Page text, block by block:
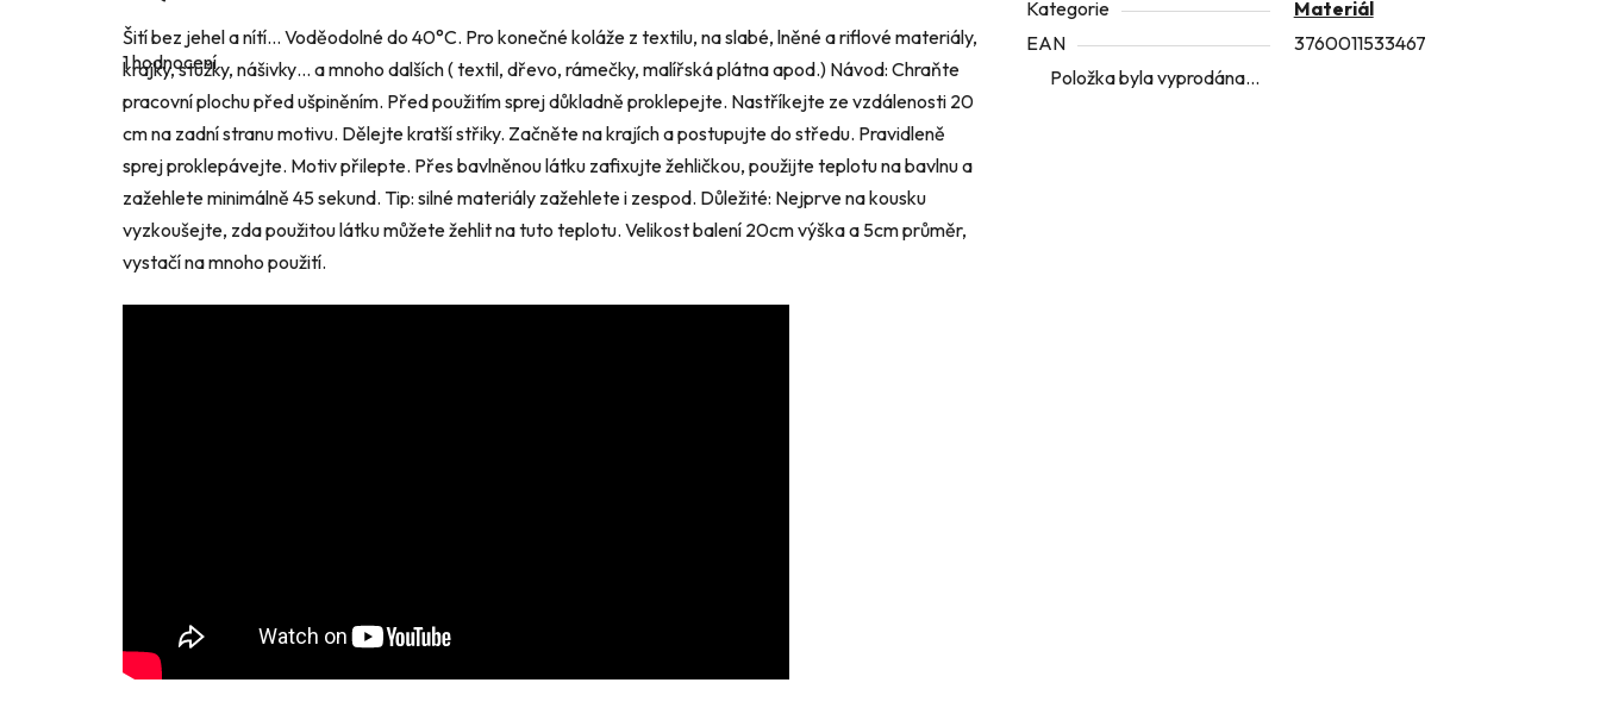
Průměrné
hodnocení
produktu
je
5,0
5
hvězdiček.
1 hodnocení
Šití bez jehel a nítí… Voděodolné do 40°C. Pro konečné koláže z textilu, na slabé, lněné a riflové materiály,
krajky, stužky, nášivky… a mnoho dalších ( textil, dřevo, rámečky, malířská plátna apod.) Návod: Chraňte
pracovní plochu před ušpiněním. Před použitím sprej důkladně proklepejte. Nastříkejte ze vzdálenosti 20
cm na zadní stranu motivu. Dělejte kratší střiky. Začněte na krajích a postupujte do středu. Pravidleně
sprej proklepávejte. Motiv přilepte. Přes bavlněnou látku zafixujte žehličkou, použijte teplotu na bavlnu a
zažehlete minimálně 45 sekund. Tip: silné materiály zažehlete i zespod. Důležité: Nejprve na kousku
vyzkoušejte, zda použitou látku můžete žehlit na tuto teplotu. Velikost balení 20cm výška a 5cm průměr,
vystačí na mnoho použití.
Kategorie
Materiál
EAN
3760011533467
Položka byla vyprodána…